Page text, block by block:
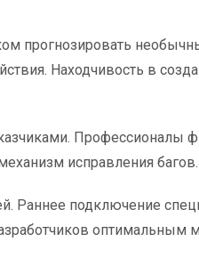
Находчивость в
Профессионалы
исправления багов.
Раннее подключение
оптимальным